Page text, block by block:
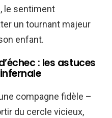
le sentiment
un tournant majeur
enfant.
: les astuces
compagne fidèle –
du cercle vicieux,